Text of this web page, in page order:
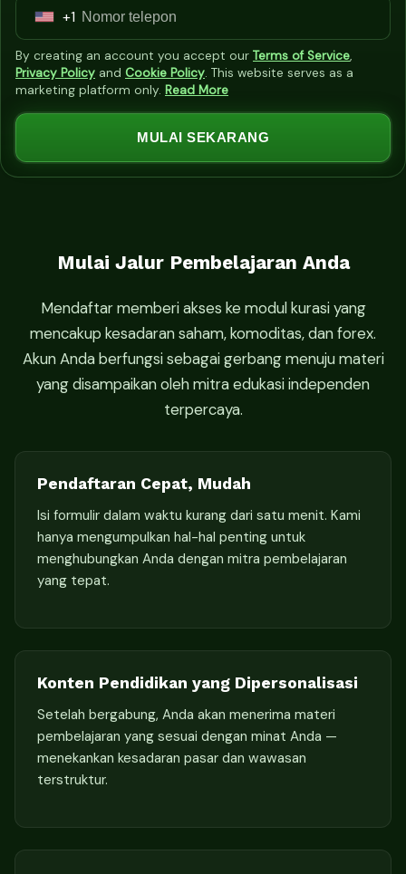
U
i
t
+
1
+1
By creating an account you accept our Terms of Service,
Privacy Policy and Cookie Policy. This website serves as a
marketing platform only. Read More
MULAI SEKARANG
Mulai Jalur Pembelajaran Anda
Mendaftar memberi akses ke modul kurasi yang
mencakup kesadaran saham, komoditas, dan forex.
Akun Anda berfungsi sebagai gerbang menuju materi
yang disampaikan oleh mitra edukasi independen
terpercaya.
Pendaftaran Cepat, Mudah
Isi formulir dalam waktu kurang dari satu menit. Kami
hanya mengumpulkan hal-hal penting untuk
menghubungkan Anda dengan mitra pembelajaran
yang tepat.
Konten Pendidikan yang Dipersonalisasi
Setelah bergabung, Anda akan menerima materi
pembelajaran yang sesuai dengan minat Anda —
menekankan kesadaran pasar dan wawasan
terstruktur.